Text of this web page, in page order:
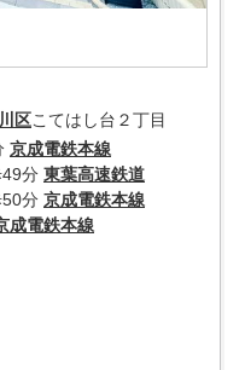
区こてはし台２丁目
京成電鉄本線
分 東葉高速鉄道
分 京成電鉄本線
成電鉄本線